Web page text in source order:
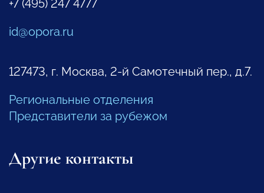
+7 (495) 247 4777
id@opora.ru
127473, г. Москва, 2-й Самотечный пер., д.7.
Региональные отделения
Представители за рубежом
Другие контакты